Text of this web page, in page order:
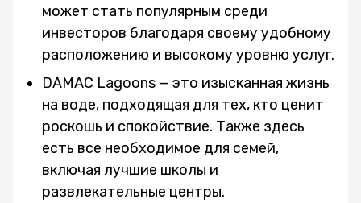
может стать популярным среди
инвесторов благодаря своему удобному
расположению и высокому уровню услуг.
DAMAC Lagoons — это изысканная жизнь
на воде, подходящая для тех, кто ценит
роскошь и спокойствие. Также здесь
есть все необходимое для семей,
включая лучшие школы и
развлекательные центры.